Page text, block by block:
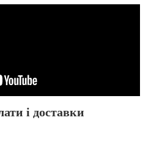
і доставки